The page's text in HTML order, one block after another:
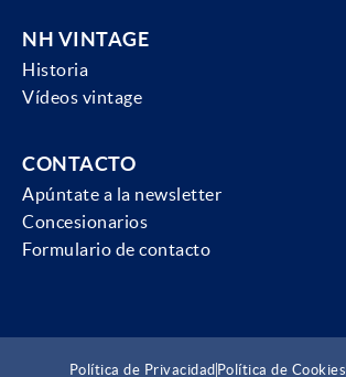
NH VINTAGE
Historia
Vídeos vintage
CONTACTO
Apúntate a la newsletter
Concesionarios
Formulario de contacto
Política de Privacidad Política de Cookies